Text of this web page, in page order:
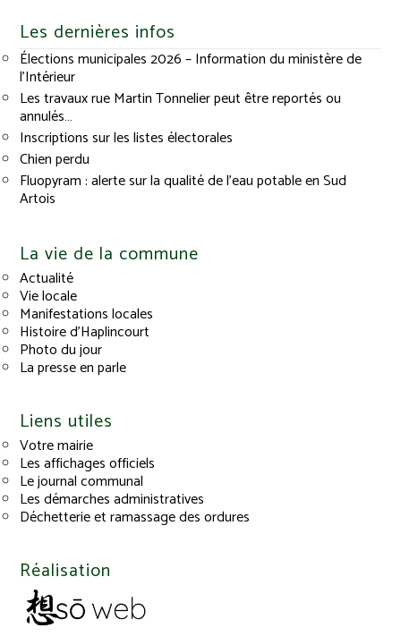
Les dernières infos
Élections municipales 2026 – Information du ministère de
l’Intérieur
Les travaux rue Martin Tonnelier peut être reportés ou
annulés…
Inscriptions sur les listes électorales
Chien perdu
Fluopyram : alerte sur la qualité de l’eau potable en Sud
Artois
La vie de la commune
Actualité
Vie locale
Manifestations locales
Histoire d’Haplincourt
Photo du jour
La presse en parle
Liens utiles
Votre mairie
Les affichages officiels
Le journal communal
Les démarches administratives
Déchetterie et ramassage des ordures
Réalisation